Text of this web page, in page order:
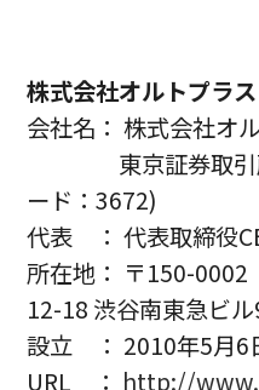
株式会社オルトプラ
会社名： 株式会社オ
東京証券取
ード：3672)
代表 ： 代表取締役
所在地： 〒150-
12-18 渋谷南東急ビ
設立 ： 2010年5月6
URL ： http://